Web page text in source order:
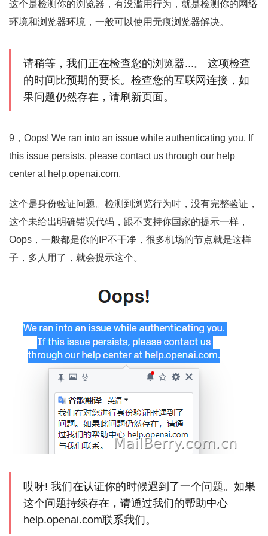
这个是检测你的浏览器，有没滥用行为，就是检测你的网络
环境和浏览器环境，一般可以使用无痕浏览器解决。
请稍等，我们正在检查您的浏览器...。 这项检查
的时间比预期的要长。检查您的互联网连接，如
果问题仍然存在，请刷新页面。
9，Oops! We ran into an issue while authenticating you. If
this issue persists, please contact us through our help
center at help.openai.com.
这个是身份验证问题。检测到浏览行为时，没有完整验证，
这个未给出明确错误代码，跟不支持你国家的提示一样，
Oops，一般都是你的IP不干净，很多机场的节点就是这样
子，多人用了，就会提示这个。
哎呀! 我们在认证你的时候遇到了一个问题。如果
这个问题持续存在，请通过我们的帮助中心
help.openai.com联系我们。